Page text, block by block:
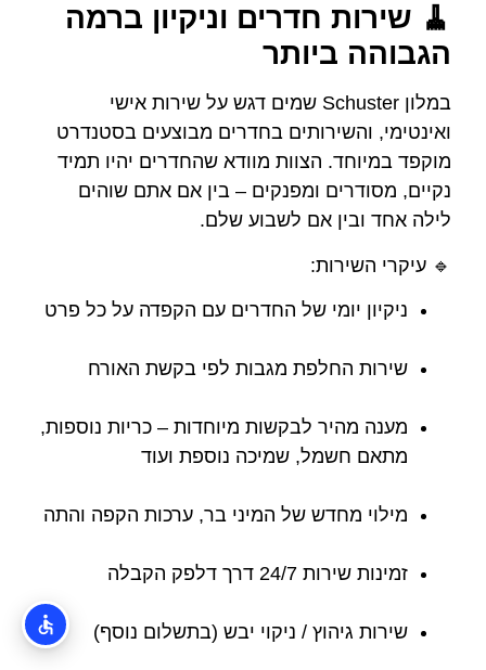
🧹 שירות חדרים וניקיון ברמה
הגבוהה ביותר
במלון Schuster שמים דגש על שירות אישי
ואינטימי, והשירותים בחדרים מבוצעים בסטנדרט
מוקפד במיוחד. הצוות מוודא שהחדרים יהיו תמיד
נקיים, מסודרים ומפנקים – בין אם אתם שוהים
לילה אחד ובין אם לשבוע שלם.
🔹 עיקרי השירות:
ניקיון יומי של החדרים עם הקפדה על כל פרט
שירות החלפת מגבות לפי בקשת האורח
מענה מהיר לבקשות מיוחדות – כריות נוספות,
מתאם חשמל, שמיכה נוספת ועוד
מילוי מחדש של המיני בר, ערכות הקפה והתה
זמינות שירות 24/7 דרך דלפק הקבלה
שירות גיהוץ / ניקוי יבש (בתשלום נוסף)